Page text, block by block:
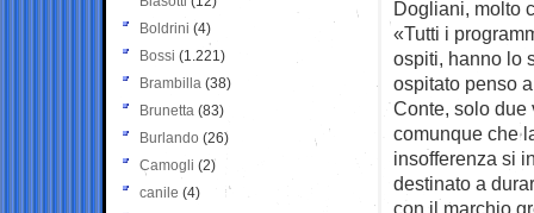
Dogliani, molto
«Tutti i
ospiti, hanno lo
ospitato penso
Conte, solo due
comunque che
insofferenza si
destinato a
con il marchio
Boldrini (4)
Bossi (1.221)
Brambilla (38)
Brunetta (83)
Burlando (26)
Camogli (2)
canile (4)